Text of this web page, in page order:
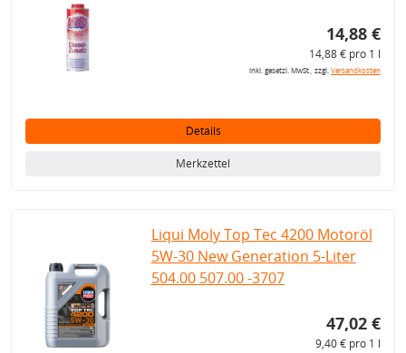
14,88 €
14,88 € pro 1 l
inkl. gesetzl. MwSt., zzgl.Versandkosten
Details
Merkzettel
Liqui Moly Top Tec 4200 Motoröl
5W-30 New Generation 5-Liter
504.00 507.00 -3707
47,02 €
9,40 € pro 1 l